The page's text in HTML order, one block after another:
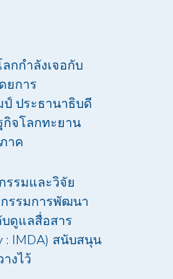
กกำลังเจอกับ
ยการ
ประธานาธิบดี
กิจโลกทะยาน
าค
รรมและวิจัย
รรมการพัฒนา
บดูแลสื่อสาร
: IMDA) สนับสนุน
งไว้